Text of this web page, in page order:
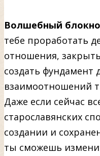
Волшебный
тебе проработать
отношения,
создать фундамент
взаимоотношений
Даже если сейчас
старославянских
создании и
ты сможешь